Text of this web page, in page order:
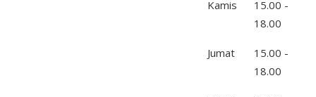
Kamis
15.00 -
18.00
Jumat
15.00 -
18.00